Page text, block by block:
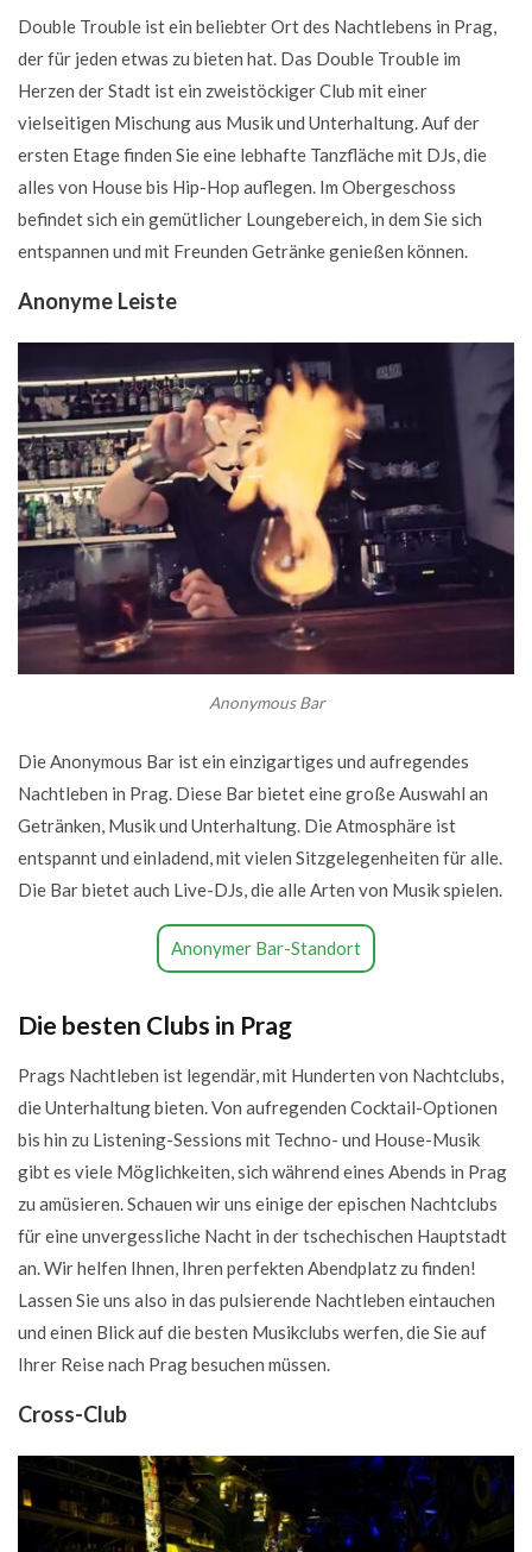
Double Trouble ist ein beliebter Ort des Nachtlebens in Prag,
der für jeden etwas zu bieten hat. Das Double Trouble im
Herzen der Stadt ist ein zweistöckiger Club mit einer
vielseitigen Mischung aus Musik und Unterhaltung. Auf der
ersten Etage finden Sie eine lebhafte Tanzfläche mit DJs, die
alles von House bis Hip-Hop auflegen. Im Obergeschoss
befindet sich ein gemütlicher Loungebereich, in dem Sie sich
entspannen und mit Freunden Getränke genießen können.
Anonyme Leiste
Anonymous Bar
Die Anonymous Bar ist ein einzigartiges und aufregendes
Nachtleben in Prag. Diese Bar bietet eine große Auswahl an
Getränken, Musik und Unterhaltung. Die Atmosphäre ist
entspannt und einladend, mit vielen Sitzgelegenheiten für alle.
Die Bar bietet auch Live-DJs, die alle Arten von Musik spielen.
Anonymer Bar-Standort
Die besten Clubs in Prag
Prags Nachtleben ist legendär, mit Hunderten von Nachtclubs,
die Unterhaltung bieten. Von aufregenden Cocktail-Optionen
bis hin zu Listening-Sessions mit Techno- und House-Musik
gibt es viele Möglichkeiten, sich während eines Abends in Prag
zu amüsieren. Schauen wir uns einige der epischen Nachtclubs
für eine unvergessliche Nacht in der tschechischen Hauptstadt
an. Wir helfen Ihnen, Ihren perfekten Abendplatz zu finden!
Lassen Sie uns also in das pulsierende Nachtleben eintauchen
und einen Blick auf die besten Musikclubs werfen, die Sie auf
Ihrer Reise nach Prag besuchen müssen.
Cross-Club